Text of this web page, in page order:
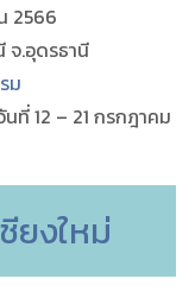
2566
จ.อุดรธานี
ม
ที่ 12 – 21 กรกฎาคม
ยงใหม่